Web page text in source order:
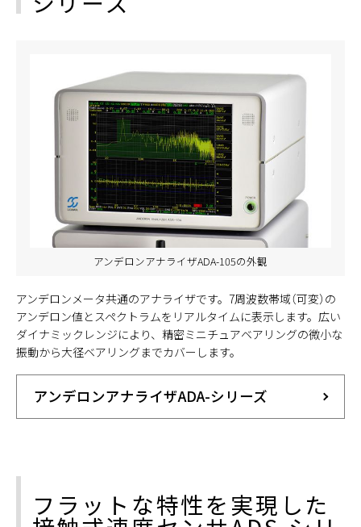
アンデロンアナライザADA-105の外観
アンデロンメータ共通のアナライザです。7周波数帯域（可変）の
アンデロン値とスペクトラムをリアルタイムに表示します。広い
ダイナミックレンジにより、精密ミニチュアベアリングの微小な
振動から大径ベアリングまでカバーします。
アンデロンアナライザADA-シリーズ
フラットな特性を実現した